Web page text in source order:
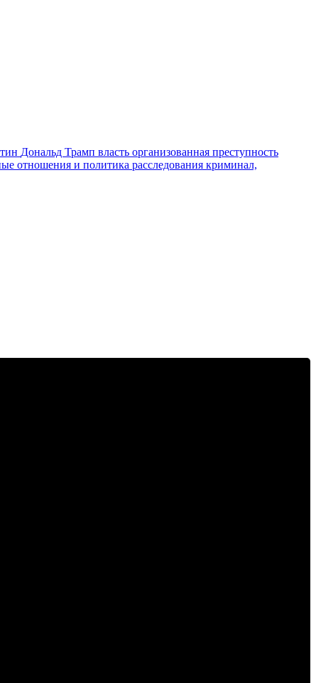
Дональд Трамп власть организованная преступность
отношения и политика расследования криминал,